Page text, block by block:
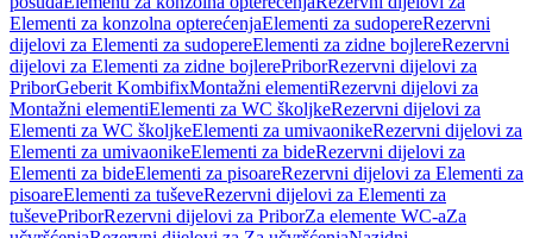
Elementi za konzolna opterećenjaElementi za sudopereRezervni
dijelovi za Elementi za sudopereElementi za zidne bojlereRezervni
dijelovi za Elementi za zidne bojlerePriborRezervni dijelovi za
PriborGeberit KombifixMontažni elementiRezervni dijelovi za
Montažni elementiElementi za WC školjkeRezervni dijelovi za
Elementi za WC školjkeElementi za umivaonikeRezervni dijelovi za
Elementi za umivaonikeElementi za bideRezervni dijelovi za
Elementi za bideElementi za pisoareRezervni dijelovi za Elementi za
pisoareElementi za tuševeRezervni dijelovi za Elementi za
tuševePriborRezervni dijelovi za PriborZa elemente WC-aZa